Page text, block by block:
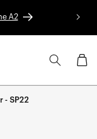
A2
Panier
- SP22